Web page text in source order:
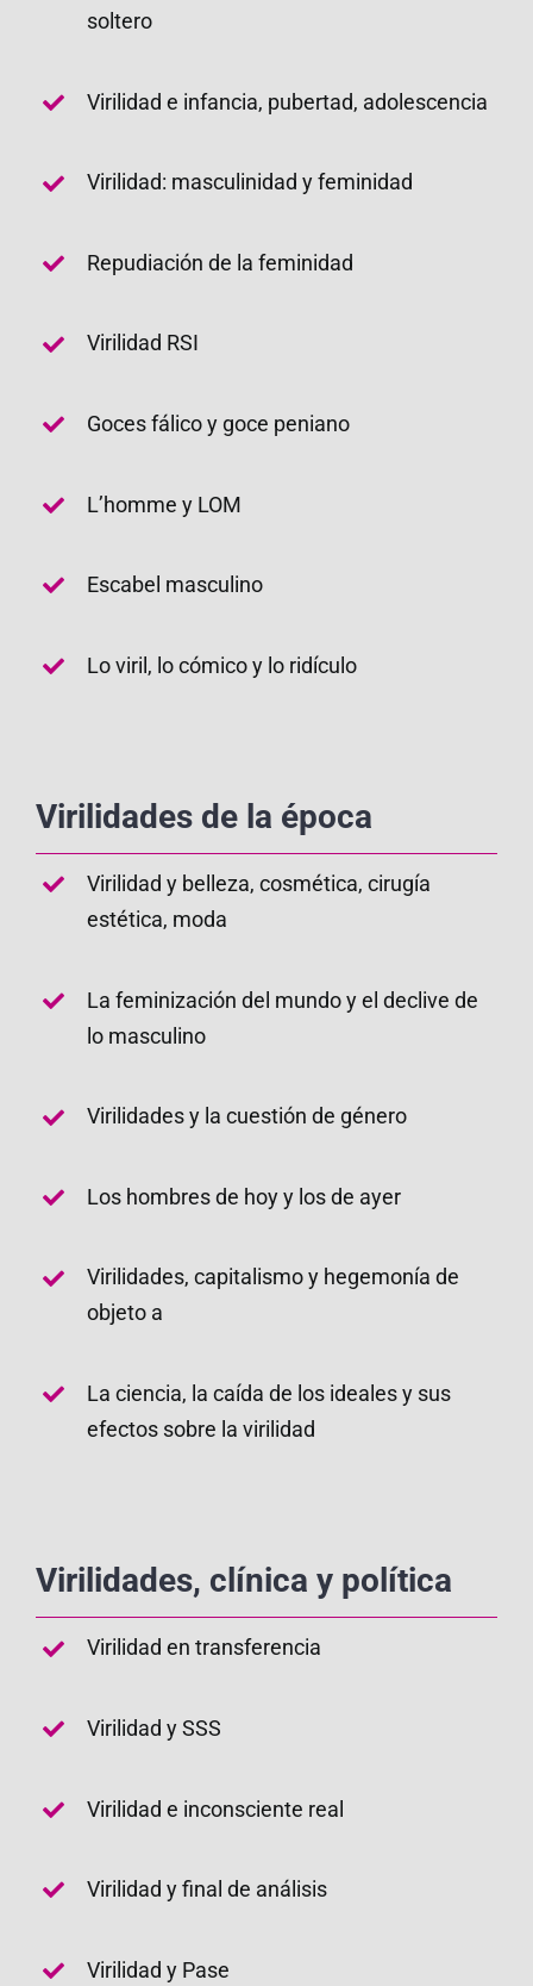
soltero
Virilidad e infancia, pubertad, adolescencia
Virilidad: masculinidad y feminidad
Repudiación de la feminidad
Virilidad RSI
Goces fálico y goce peniano
L’homme y LOM
Escabel masculino
Lo viril, lo cómico y lo ridículo
Virilidades de la época
Virilidad y belleza, cosmética, cirugía
estética, moda
La feminización del mundo y el declive de
lo masculino
Virilidades y la cuestión de género
Los hombres de hoy y los de ayer
Virilidades, capitalismo y hegemonía de
objeto a
La ciencia, la caída de los ideales y sus
efectos sobre la virilidad
Virilidades, clínica y política
Virilidad en transferencia
Virilidad y SSS
Virilidad e inconsciente real
Virilidad y final de análisis
Virilidad y Pase